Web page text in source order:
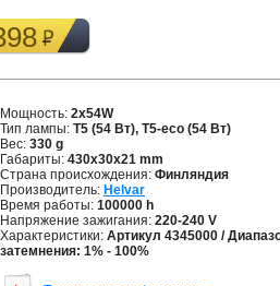
Мощность: 2x54W
Тип лампы: T5 (54 Вт), T5-eco (54 Вт)
Вес: 330 g
Габариты: 430x30x21 mm
Страна происхождения: Финляндия
Производитель: Helvar
Время работы: 100000 h
Напряжение зажигания: 220-240 V
Характеристики: Артикул 4345000 /
затемнения: 1% - 100%